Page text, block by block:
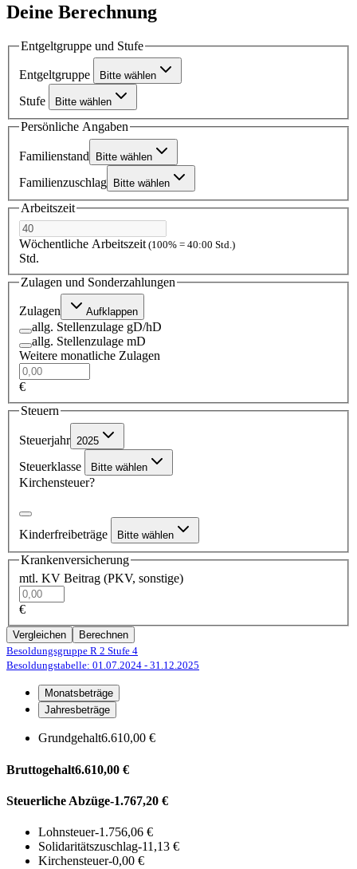
Deine Berechnung
Entgeltgruppe und Stufe
Entgeltgruppe Bitte wählen
Stufe Bitte wählen
Persönliche Angaben
Familienstand Bitte wählen
Familienzuschlag Bitte wählen
Arbeitszeit
Wöchentliche Arbeitszeit (100% = 40:00 Std.)
Std.
Zulagen und Sonderzahlungen
Zulagen Aufklappen
allg. Stellenzulage gD/hD
allg. Stellenzulage mD
Weitere monatliche Zulagen
€
Steuern
Steuerjahr 2025
Steuerklasse Bitte wählen
Kirchensteuer?
Kinderfreibeträge Bitte wählen
Krankenversicherung
mtl. KV Beitrag (PKV, sonstige)
€
Vergleichen
Berechnen
Besoldungsgruppe R 2 Stufe 4
Besoldungstabelle: 01.07.2024 - 31.12.2025
Monatsbeträge
Jahresbeträge
Grundgehalt6.610,00 €
Bruttogehalt6.610,00 €
Steuerliche Abzüge-1.767,20 €
Lohnsteuer-1.756,06 €
Solidaritätszuschlag-11,13 €
Kirchensteuer-0,00 €